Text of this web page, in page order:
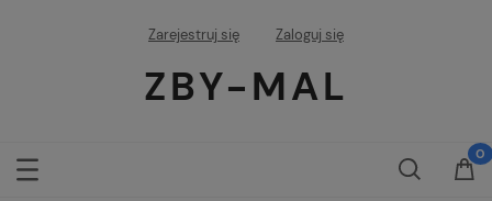
Zarejestruj się Zaloguj się
ZBY-MAL